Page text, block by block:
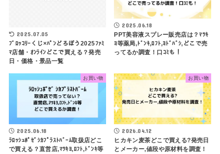
2025.07.05
ﾌﾞﾛｯｺﾘｰくじ×ﾊﾟﾝどろぼう2025ﾌｧﾐ
ﾏ店舗・ｵﾝﾗｲﾝどこで買える？発売
日・価格・景品一覧
2025.06.18
PPT美容液スプレー販売店は？ﾏﾂｷ
ﾖ等薬局,ﾄﾞﾝｷ,ﾛﾌﾄ,ﾖﾄﾞﾊﾞｼ,どこで売
ってるか調査！口ｺﾐも！
お買い物
2025.06.18
ﾗﾛｯｼｭﾎﾟｾﾞｼｶﾌﾟﾗｽﾄﾊﾞｰﾑ取扱店どこ
で買える？直営店,ﾏﾂｷﾖ,ﾛﾌﾄ,ﾄﾞﾝｷ等
お買い物
2026.04.12
ヒカキン麦茶どこで買える?発売日
とメーカー,値段や原材料を調査！